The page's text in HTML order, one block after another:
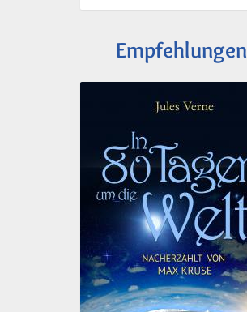
Empfehlungen